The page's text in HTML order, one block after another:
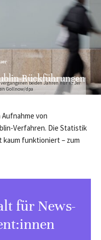
beiden Jahren nur in der
Gollnow/dpa
Rückführungen
von
Verfahren. Die Statistik
funktioniert – zum
für News-